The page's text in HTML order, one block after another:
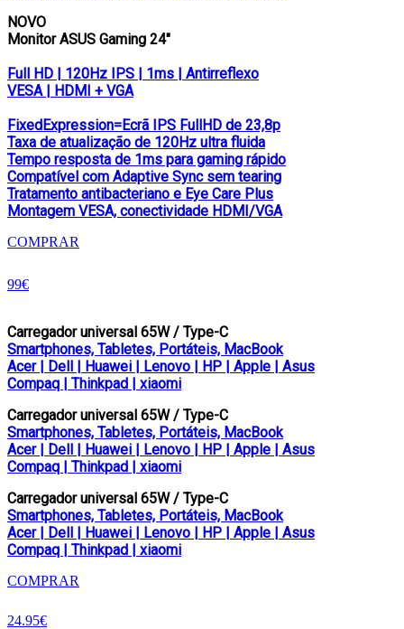
NOVO
Monitor ASUS Gaming 24″
Full HD | 120Hz IPS | 1ms | Antirreflexo
VESA | HDMI + VGA
FixedExpression=Ecrã IPS FullHD de 23,8p
Taxa de atualização de 120Hz ultra fluida
Tempo resposta de 1ms para gaming rápido
Compatível com Adaptive Sync sem tearing
Tratamento antibacteriano e Eye Care Plus
Montagem VESA, conectividade HDMI/VGA
COMPRAR
99€
Carregador universal 65W / Type-C
Smartphones, Tabletes, Portáteis, MacBook
Acer | Dell | Huawei | Lenovo | HP | Apple | Asus
Compaq | Thinkpad | xiaomi
Carregador universal 65W / Type-C
Smartphones, Tabletes, Portáteis, MacBook
Acer | Dell | Huawei | Lenovo | HP | Apple | Asus
Compaq | Thinkpad | xiaomi
Carregador universal 65W / Type-C
Smartphones, Tabletes, Portáteis, MacBook
Acer | Dell | Huawei | Lenovo | HP | Apple | Asus
Compaq | Thinkpad | xiaomi
COMPRAR
24.95€